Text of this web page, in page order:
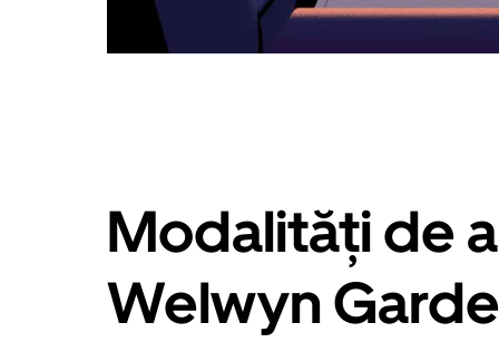
Modalități de
Welwyn